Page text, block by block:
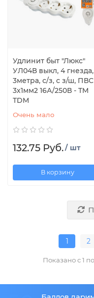
Удлинит быт "Люкс"
УЛ04В выкл, 4 гнезда,
3метра, с/з, с з/ш, ПВС
3х1мм2 16А/250В - TM
TDM
Очень мало
132.75 Руб./ шт
В корзину
1 2
Показано с 1